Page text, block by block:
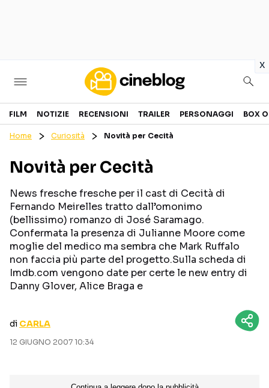
x
Cinema
GENERI
PERSONAGGI
CANALI STREAMING
Categorie
NOTIZIE
CURIOSITÀ
TRAILER
BOX OFFICE
FILM NOTIZIE RECENSIONI TRAILER PERSONAGGI BOX
Home Curiosità Novità per Cecità
Novità per Cecità
News fresche fresche per il cast di Cecità di
Fernando Meirelles tratto dall’omonimo
(bellissimo) romanzo di José Saramago.
Confermata la presenza di Julianne Moore come
moglie del medico ma sembra che Mark Ruffalo
non faccia più parte del progetto.Sulla scheda di
Imdb.com vengono date per certe le new entry di
Danny Glover, Alice Braga e
di CARLA
12 GIUGNO 2007 10:34